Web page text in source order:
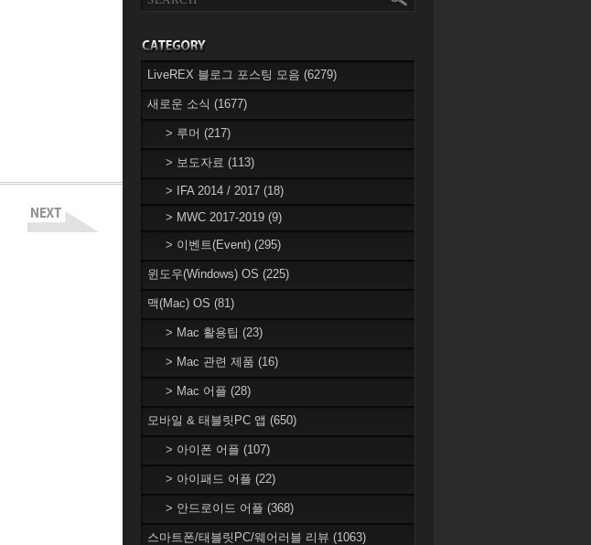
LiveREX 블로그 포스팅 모음 (6279)
새로운 소식 (1677)
> 루머 (217)
> 보도자료 (113)
> IFA 2014 / 2017 (18)
> MWC 2017-2019 (9)
> 이벤트(Event) (295)
윈도우(Windows) OS (225)
맥(Mac) OS (81)
> Mac 활용팁 (23)
> Mac 관련 제품 (16)
> Mac 어플 (28)
모바일 & 태블릿PC 앱 (650)
> 아이폰 어플 (107)
> 아이패드 어플 (22)
> 안드로이드 어플 (368)
스마트폰/태블릿PC/웨어러블 리뷰 (1063)